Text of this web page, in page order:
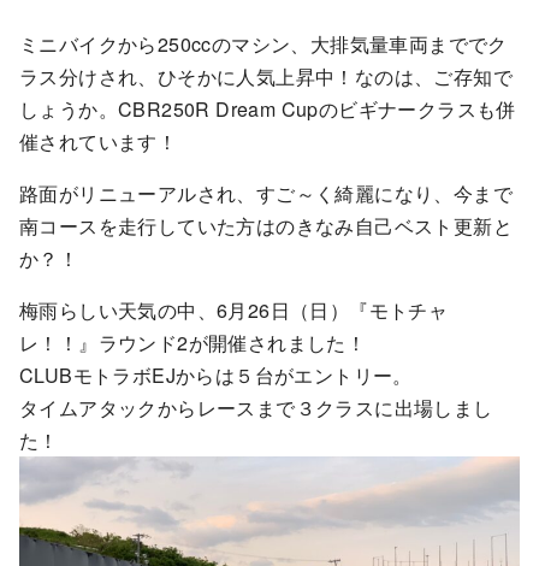
ミニバイクから250ccのマシン、大排気量車両まででク
ラス分けされ、ひそかに人気上昇中！なのは、ご存知で
しょうか。CBR250R Dream Cupのビギナークラスも併
催されています！
路面がリニューアルされ、すご～く綺麗になり、今まで
南コースを走行していた方はのきなみ自己ベスト更新と
か？！
梅雨らしい天気の中、6月26日（日）『モトチャ
レ！！』ラウンド2が開催されました！
CLUBモトラボEJからは５台がエントリー。
タイムアタックからレースまで３クラスに出場しまし
た！